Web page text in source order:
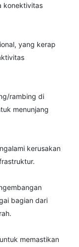
konektivitas
yang kerap
rambing di
menunjang
kerusakan
bagian dari
memastikan